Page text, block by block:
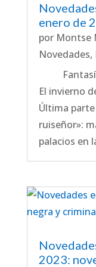
enero de
por Montse
Novedades,
El invierno
Última
ruiseñor»:
palacios en
2023: